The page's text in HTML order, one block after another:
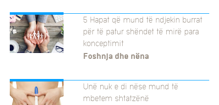
5 Hapat që mund të ndjekin burrat
për të patur shëndet të mirë para
konceptimit
Foshnja dhe nëna
Unë nuk e di nëse mund të
mbetem shtatzënë